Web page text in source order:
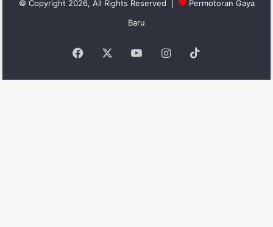
© Copyright 2026, All Rights Reserved |
Permotoran Gaya
Baru
Facebook YouTubeInstagram